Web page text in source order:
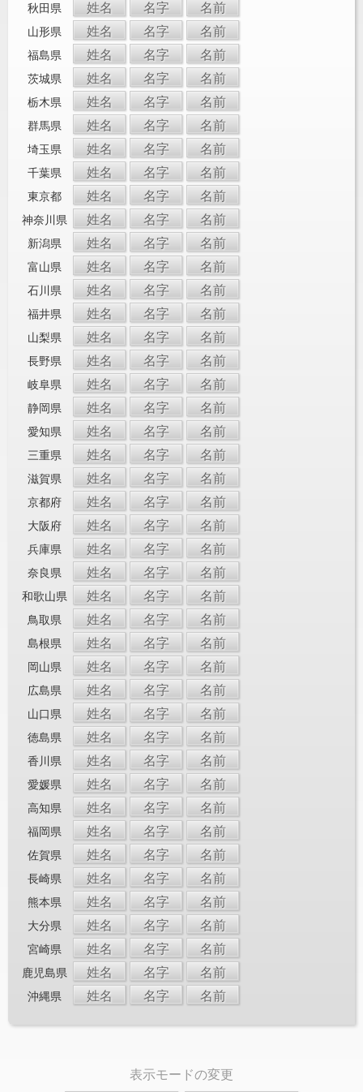
秋田県 姓名 名字 名前
山形県 姓名 名字 名前
福島県 姓名 名字 名前
茨城県 姓名 名字 名前
栃木県 姓名 名字 名前
群馬県 姓名 名字 名前
埼玉県 姓名 名字 名前
千葉県 姓名 名字 名前
東京都 姓名 名字 名前
神奈川県 姓名 名字 名前
新潟県 姓名 名字 名前
富山県 姓名 名字 名前
石川県 姓名 名字 名前
福井県 姓名 名字 名前
山梨県 姓名 名字 名前
長野県 姓名 名字 名前
岐阜県 姓名 名字 名前
静岡県 姓名 名字 名前
愛知県 姓名 名字 名前
三重県 姓名 名字 名前
滋賀県 姓名 名字 名前
京都府 姓名 名字 名前
大阪府 姓名 名字 名前
兵庫県 姓名 名字 名前
奈良県 姓名 名字 名前
和歌山県 姓名 名字 名前
鳥取県 姓名 名字 名前
島根県 姓名 名字 名前
岡山県 姓名 名字 名前
広島県 姓名 名字 名前
山口県 姓名 名字 名前
徳島県 姓名 名字 名前
香川県 姓名 名字 名前
愛媛県 姓名 名字 名前
高知県 姓名 名字 名前
福岡県 姓名 名字 名前
佐賀県 姓名 名字 名前
長崎県 姓名 名字 名前
熊本県 姓名 名字 名前
大分県 姓名 名字 名前
宮崎県 姓名 名字 名前
鹿児島県 姓名 名字 名前
沖縄県 姓名 名字 名前
表示モードの変更